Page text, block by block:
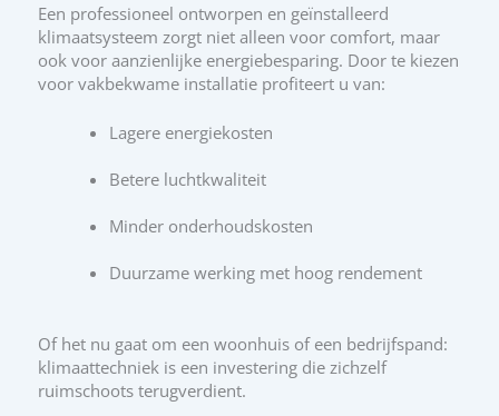
Een professioneel ontworpen en geïnstalleerd
klimaatsysteem zorgt niet alleen voor comfort, maar
ook voor aanzienlijke energiebesparing. Door te kiezen
voor vakbekwame installatie profiteert u van:
Lagere energiekosten
Betere luchtkwaliteit
Minder onderhoudskosten
Duurzame werking met hoog rendement
Of het nu gaat om een woonhuis of een bedrijfspand:
klimaattechniek is een investering die zichzelf
ruimschoots terugverdient.